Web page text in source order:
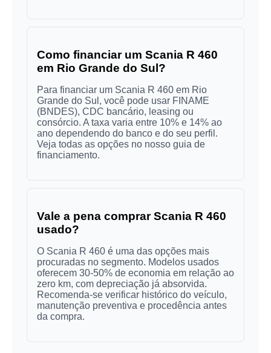
Como financiar um Scania R 460
em Rio Grande do Sul?
Para financiar um Scania R 460 em Rio
Grande do Sul, você pode usar FINAME
(BNDES), CDC bancário, leasing ou
consórcio. A taxa varia entre 10% e 14% ao
ano dependendo do banco e do seu perfil.
Veja todas as opções no nosso guia de
financiamento.
Vale a pena comprar Scania R 460
usado?
O Scania R 460 é uma das opções mais
procuradas no segmento. Modelos usados
oferecem 30-50% de economia em relação ao
zero km, com depreciação já absorvida.
Recomenda-se verificar histórico do veículo,
manutenção preventiva e procedência antes
da compra.